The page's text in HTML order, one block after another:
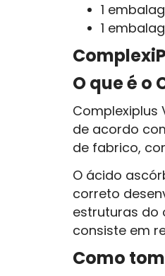
1
1
O que é o
Complexiplus
de acordo
de fabrico,
O ácido
correto
estruturas do
consiste em
Como